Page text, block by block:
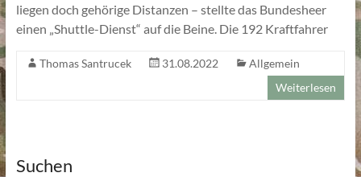
liegen doch gehörige Distanzen – stellte das Bundesheer
einen „Shuttle-Dienst“ auf die Beine. Die 192 Kraftfahrer
Thomas Santrucek 31.08.2022
Allgemein
Weiterlesen
Suchen